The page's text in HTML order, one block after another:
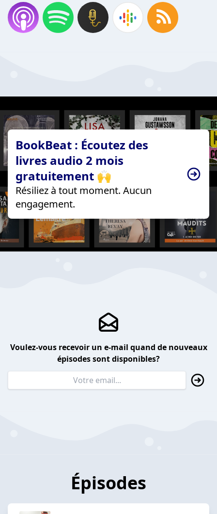
BookBeat : Écoutez des
livres audio 2 mois
gratuitement 🙌
Résiliez à tout moment. Aucun
engagement.
Voulez-vous recevoir un e-mail quand de nouveaux
épisodes sont disponibles?
Épisodes